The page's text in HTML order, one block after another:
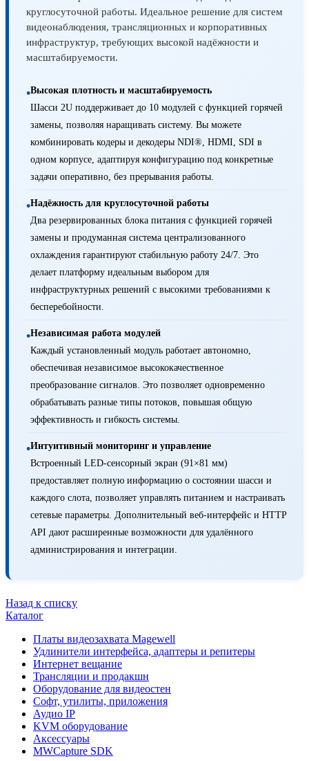
круглосуточной работы. Идеальное решение для систем
видеонаблюдения, трансляционных и корпоративных
инфраструктур, требующих высокой надёжности и
масштабируемости.
•Высокая плотность и масштабируемость
Шасси 2U поддерживает до 10 модулей с функцией горячей
замены, позволяя наращивать систему. Вы можете
комбинировать кодеры и декодеры NDI®, HDMI, SDI в
одном корпусе, адаптируя конфигурацию под конкретные
задачи оперативно, без прерывания работы.
•Надёжность для круглосуточной работы
Два резервированных блока питания с функцией горячей
замены и продуманная система централизованного
охлаждения гарантируют стабильную работу 24/7. Это
делает платформу идеальным выбором для
инфраструктурных решений с высокими требованиями к
бесперебойности.
•Независимая работа модулей
Каждый установленный модуль работает автономно,
обеспечивая независимое высококачественное
преобразование сигналов. Это позволяет одновременно
обрабатывать разные типы потоков, повышая общую
эффективность и гибкость системы.
•Интуитивный мониторинг и управление
Встроенный LED-сенсорный экран (91×81 мм)
предоставляет полную информацию о состоянии шасси и
каждого слота, позволяет управлять питанием и настраивать
сетевые параметры. Дополнительный веб-интерфейс и HTTP
API дают расширенные возможности для удалённого
администрирования и интеграции.
Назад к списку
Каталог
Платы видеозахвата Magewell
Удлинители интерфейса, адаптеры и репитеры
Интернет вещание
Трансляции и продакшн
Оборудование для видеостен
Софт, утилиты, приложения
Аудио IP
KVM оборудование
Аксессуары
MWCapture SDK